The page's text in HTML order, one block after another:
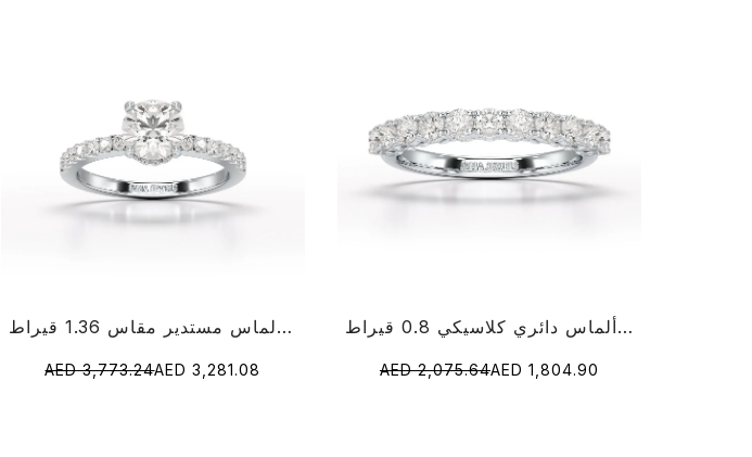
خاتم ألماس مستدير مقاس 1.36 قيراط
AED 3,773.24AED 3,281.08
خاتم ألماس دائري كلاسيكي 0.8 قيراط
AED 2,075.64AED 1,804.90